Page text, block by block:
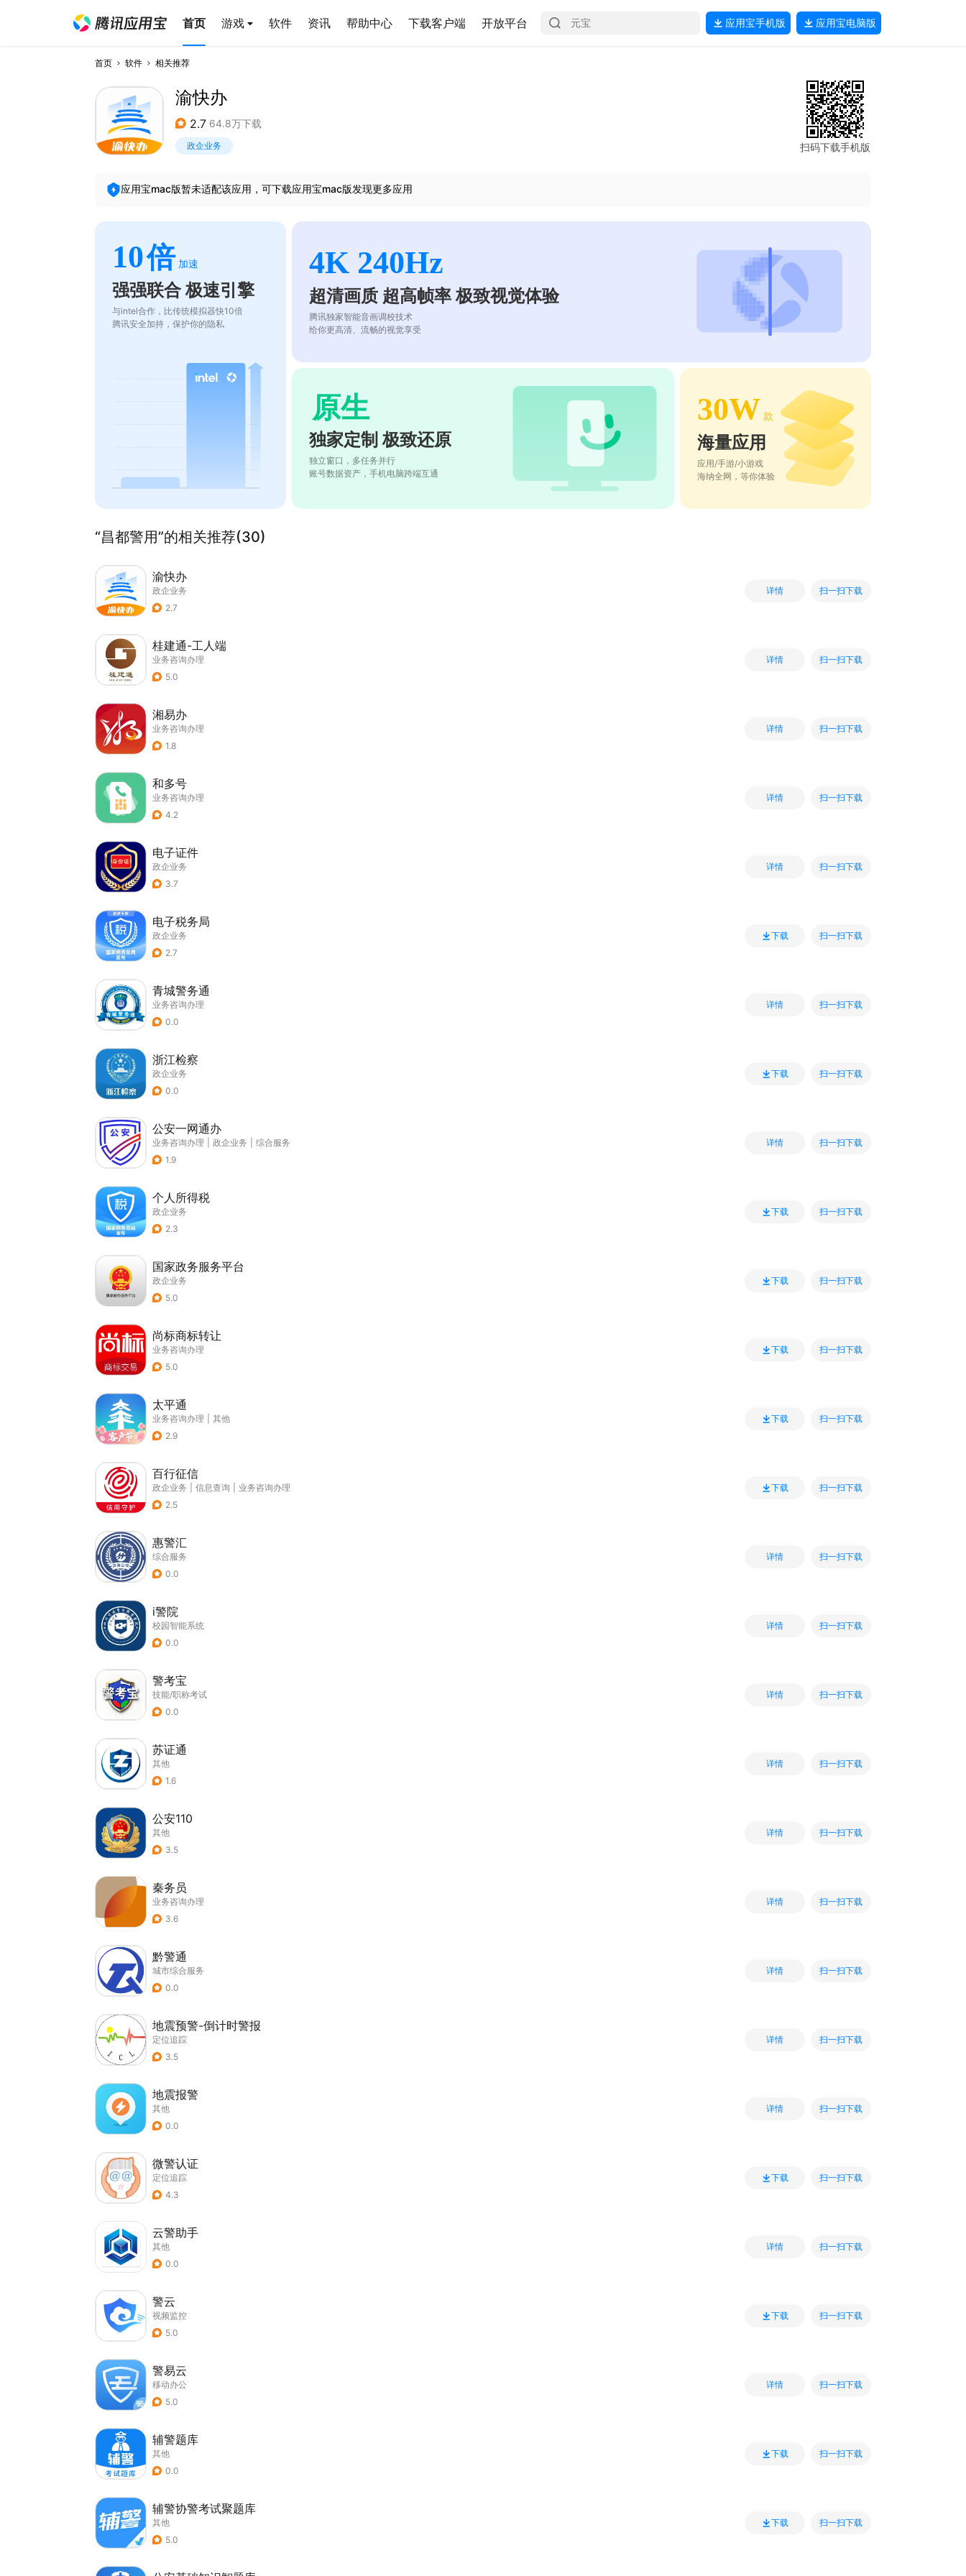
首页 游戏 软件 资讯 帮助中心 下载客户端 开放平台 应用宝手机版 应用宝电脑版
首页 软件 相关推荐
渝快办
2.7 64.8万下载
政企业务 扫码下载手机版
应用宝mac版暂未适配该应用，可下载应用宝mac版发现更多应用
10倍 加速
强强联合 极速引擎
与intel合作，比传统模拟器快10倍
腾讯安全加持，保护你的隐私
4K 240Hz
超清画质 超高帧率 极致视觉体验
腾讯独家智能音画调校技术
给你更高清、流畅的视觉享受
原生
独家定制 极致还原
独立窗口，多任务并行
账号数据资产，手机电脑跨端互通
30W 款
海量应用
应用/手游/小游戏
海纳全网，等你体验
“昌都警用”的相关推荐(30)
渝快办
政企业务
2.7
详情 扫一扫下载
桂建通-工人端
业务咨询办理
5.0
详情 扫一扫下载
湘易办
业务咨询办理
1.8
详情 扫一扫下载
和多号
业务咨询办理
4.2
详情 扫一扫下载
电子证件
政企业务
3.7
详情 扫一扫下载
电子税务局
政企业务
2.7
下载 扫一扫下载
青城警务通
业务咨询办理
0.0
详情 扫一扫下载
浙江检察
政企业务
0.0
下载 扫一扫下载
公安一网通办
业务咨询办理 政企业务
综合服务
1.9
详情 扫一扫下载
个人所得税
政企业务
2.3
下载 扫一扫下载
国家政务服务平台
政企业务
5.0
下载 扫一扫下载
尚标商标转让
业务咨询办理
5.0
下载 扫一扫下载
太平通
业务咨询办理
其他
2.9
下载 扫一扫下载
百行征信
政企业务 信息查询
业务咨询办理
2.5
下载 扫一扫下载
惠警汇
综合服务
0.0
详情 扫一扫下载
i警院
校园智能系统
0.0
详情 扫一扫下载
警考宝
技能/职称考试
0.0
详情 扫一扫下载
苏证通
其他
1.6
详情 扫一扫下载
公安110
其他
3.5
详情 扫一扫下载
秦务员
业务咨询办理
3.6
详情 扫一扫下载
黔警通
城市综合服务
0.0
详情 扫一扫下载
地震预警-倒计时警报
定位追踪
3.5
详情 扫一扫下载
地震报警
其他
0.0
详情 扫一扫下载
微警认证
定位追踪
4.3
下载 扫一扫下载
云警助手
其他
0.0
详情 扫一扫下载
警云
视频监控
5.0
下载 扫一扫下载
警易云
移动办公
5.0
详情 扫一扫下载
辅警题库
其他
0.0
下载 扫一扫下载
辅警协警考试聚题库
其他
5.0
下载 扫一扫下载